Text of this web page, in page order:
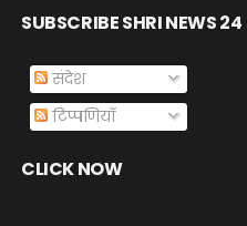
SUBSCRIBE SHRI NEWS 24
संदेश
टिप्पणियाँ
CLICK NOW